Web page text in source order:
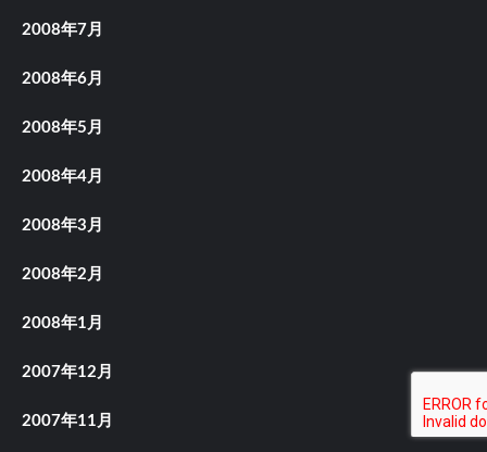
2008年7月
2008年6月
2008年5月
2008年4月
2008年3月
2008年2月
2008年1月
2007年12月
2007年11月